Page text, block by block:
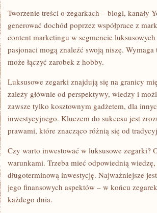
Tworzenie treści o zegarkach – blogi, kanały
generować dochód poprzez współprace z
content marketingu w segmencie
pasjonaci mogą znaleźć swoją niszę.
może łączyć zarobek z hobby.
Luksusowe zegarki znajdują się na granicy
zależy głównie od perspektywy, wiedzy i
zawsze tylko kosztownym gadżetem, dla
inwestycyjnego. Kluczem do sukcesu jest
prawami, które znacząco różnią się od
Czy warto inwestować w luksusowe
warunkami. Trzeba mieć odpowiednią
długoterminową inwestycję. Najważniejsze
jego finansowych aspektów – w końcu
każdego dnia.